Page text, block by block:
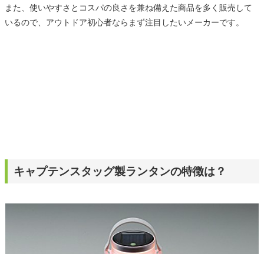
また、使いやすさとコスパの良さを兼ね備えた商品を多く販売して
いるので、アウトドア初心者ならまず注目したいメーカーです。
キャプテンスタッグ製ランタンの特徴は？